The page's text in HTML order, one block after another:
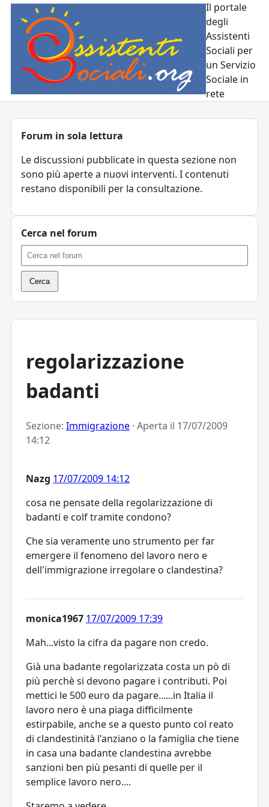
Il portale
degli
Assistenti
Sociali per
un Servizio
Sociale in
rete
regolarizzazione
badanti
Sezione: Immigrazione · Aperta il 17/07/2009
14:12
Nazg 17/07/2009 14:12
cosa ne pensate della regolarizzazione di
badanti e colf tramite condono?
Che sia veramente uno strumento per far
emergere il fenomeno del lavoro nero e
dell'immigrazione irregolare o clandestina?
monica1967 17/07/2009 17:39
Mah...visto la cifra da pagare non credo.
Già una badante regolarizzata costa un pò di
più perchè si devono pagare i contributi. Poi
mettici le 500 euro da pagare......in Italia il
lavoro nero è una piaga difficilmente
estirpabile, anche se a questo punto col reato
di clandestinità l'anziano o la famiglia che tiene
in casa una badante clandestina avrebbe
sanzioni ben più pesanti di quelle per il
semplice lavoro nero....
Forum in sola lettura
Le discussioni pubblicate in questa sezione non
sono più aperte a nuovi interventi. I contenuti
restano disponibili per la consultazione.
Cerca nel forum
Cerca